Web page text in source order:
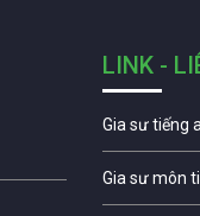
LINK -
Gia sư tiếng
Gia sư môn